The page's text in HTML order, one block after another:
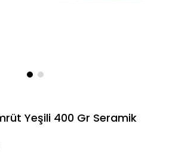
Yeşili 400 Gr Seramik